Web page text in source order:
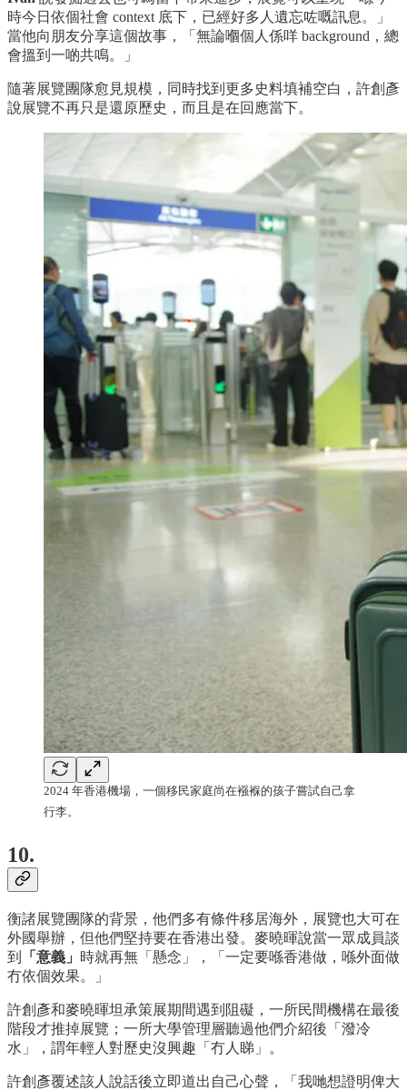
時今日依個社會 context 底下，已經好多人遺忘咗嘅訊息。」
當他向朋友分享這個故事，「無論嗰個人係咩 background，總
會搵到一啲共鳴。」
隨著展覽團隊愈見規模，同時找到更多史料填補空白，許創彥
說展覽不再只是還原歷史，而且是在回應當下。
2024 年香港機場，一個移民家庭尚在襁褓的孩子嘗試自己拿
行李。
10.
衡諸展覽團隊的背景，他們多有條件移居海外，展覽也大可在
外國舉辦，但他們堅持要在香港出發。麥曉暉說當一眾成員談
到
「意義」 時就再無「懸念」，「一定要喺香港做，喺外面做
冇依個效果。」
許創彥和麥曉暉坦承策展期間遇到阻礙，一所民間機構在最後
階段才推掉展覽；一所大學管理層聽過他們介紹後「潑冷
水」，謂年輕人對歷史沒興趣「冇人睇」。
許創彥覆述該人說話後立即道出自己心聲，「我哋想證明俾大